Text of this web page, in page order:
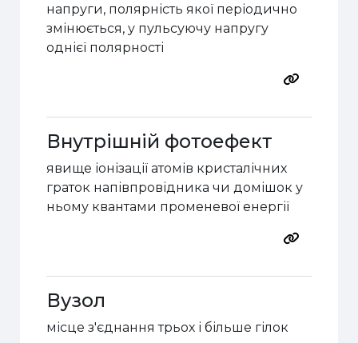
напруги, полярність якої періодично
змінюється, у пульсуючу напругу
однієї полярності
Внутрішній фотоефект
явище іонізації атомів кристалічних
граток напівпровідника чи домішок у
ньому квантами променевої енергії
Вузол
місце з'єднання трьох і більше гілок